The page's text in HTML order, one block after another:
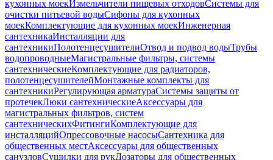
кухонных моекИзмельчители пищевых отходовСистемы для
очистки питьевой водыСифоны для кухонных
моекКомплектующие для кухонных моекИнженерная
сантехникаИнсталляции для
сантехникиПолотенцесушителиОтвод и подвод водыТрубы
водопроводныеМагистральные фильтры, системы
сантехническиеКомплектующие для радиаторов,
полотенцесушителейМонтажные комплекты для
сантехникиРегулирующая арматураСистемы защиты от
протечекЛюки сантехническиеАксессуары для
магистральных фильтров, систем
сантехническихФитингиКомплектующие для
инсталляцийОпрессовочные насосыСантехника для
общественных местАксессуары для общественных
санузловСушилки для рукДозаторы для общественных